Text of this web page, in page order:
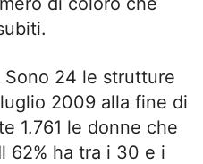
Sono 24 le strutture
2009 alla fine di
1.761 le donne che
62% ha tra i 30 e i